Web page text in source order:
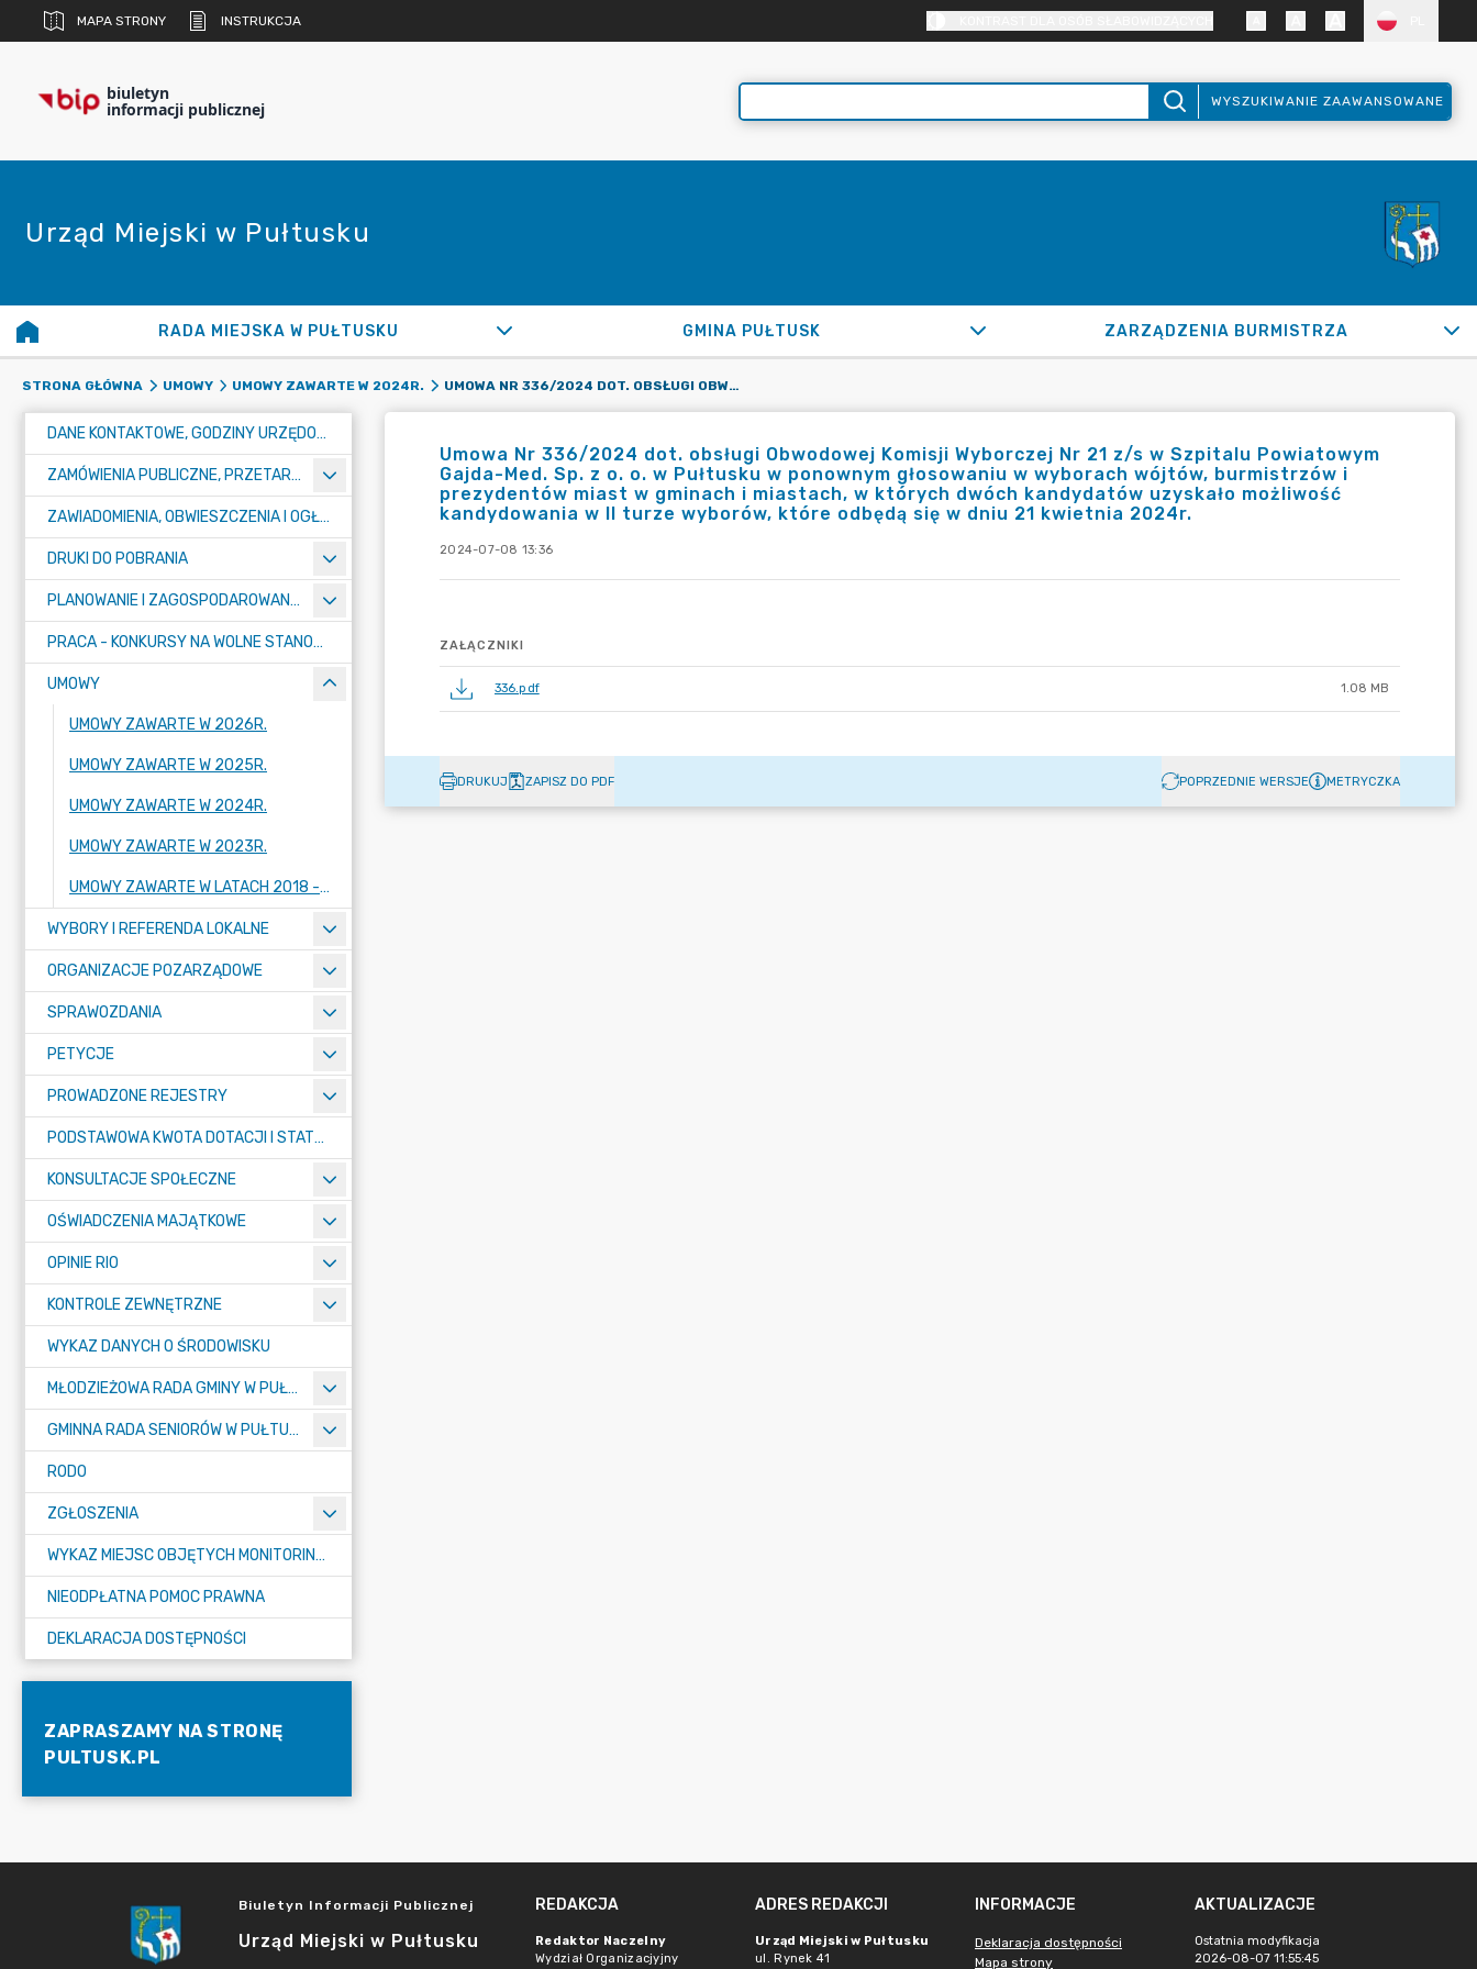
MAPA STRONY INSTRUKCJA
biuletyn
informacji publicznej WYSZUKIWANIE ZAAWANSOWANE
Urząd Miejski w Pułtusku
RADA MIEJSKA W PUŁTUSKU GMINA PUŁTUSK ZARZĄDZENIA BURMISTRZA
STRONA GŁÓWNA UMOWY UMOWY ZAWARTE W 2024R. UMOWA NR 336/2024 DOT. OBSŁUGI OBWODOWEJ KOMISJI WYBORCZEJ NR 21 Z/S W SZPITALU POWIATOWYM GAJDA-MED. SP. Z O. O. W PUŁTUSKU W PONOWNYM GŁOSOWANIU W WYBORACH WÓJTÓW, BURMISTRZÓW I PREZYDENTÓW MIAST W GMINACH I MIASTACH, W KTÓRYCH DWÓCH KANDYDATÓW UZYSKAŁO MOŻLIWOŚĆ KANDYDOWANIA W II TURZE WYBORÓW, KTÓRE ODBĘDĄ SIĘ W DNIU 21 KWIETNIA 2024R.
DANE KONTAKTOWE, GODZINY URZĘDOWANIA I NUMER KONTA BANKOWEGO
ZAMÓWIENIA PUBLICZNE, PRZETARGI, KONKURSY
ZAWIADOMIENIA, OBWIESZCZENIA I OGŁOSZENIA
DRUKI DO POBRANIA
PLANOWANIE I ZAGOSPODAROWANIE PRZESTRZENNE
PRACA - KONKURSY NA WOLNE STANOWISKA
UMOWY
UMOWY ZAWARTE W 2026R.
UMOWY ZAWARTE W 2025R.
UMOWY ZAWARTE W 2024R.
UMOWY ZAWARTE W 2023R.
UMOWY ZAWARTE W LATACH 2018 - 2022
WYBORY I REFERENDA LOKALNE
ORGANIZACJE POZARZĄDOWE
SPRAWOZDANIA
PETYCJE
PROWADZONE REJESTRY
PODSTAWOWA KWOTA DOTACJI I STATYSTYCZNA LICZBA UCZNIÓW
KONSULTACJE SPOŁECZNE
OŚWIADCZENIA MAJĄTKOWE
OPINIE RIO
KONTROLE ZEWNĘTRZNE
WYKAZ DANYCH O ŚRODOWISKU
MŁODZIEŻOWA RADA GMINY W PUŁTUSKU
GMINNA RADA SENIORÓW W PUŁTUSKU
RODO
ZGŁOSZENIA
WYKAZ MIEJSC OBJĘTYCH MONITORINGIEM
NIEODPŁATNA POMOC PRAWNA
DEKLARACJA DOSTĘPNOŚCI
ZAPRASZAMY NA STRONĘ
PULTUSK.PL
Umowa Nr 336/2024 dot. obsługi Obwodowej Komisji Wyborczej Nr 21 z/s w Szpitalu Powiatowym
Gajda-Med. Sp. z o. o. w Pułtusku w ponownym głosowaniu w wyborach wójtów, burmistrzów i
prezydentów miast w gminach i miastach, w których dwóch kandydatów uzyskało możliwość
kandydowania w II turze wyborów, które odbędą się w dniu 21 kwietnia 2024r.
2024-07-08 13:36
ZAŁĄCZNIKI
336.pdf 1.08 MB
DRUKUJ ZAPISZ DO PDF POPRZEDNIE WERSJE METRYCZKA
Biuletyn Informacji Publicznej
Urząd Miejski w Pułtusku
REDAKCJA
Redaktor Naczelny
Wydział Organizacjyjny
ADRES REDAKCJI
Urząd Miejski w Pułtusku
ul. Rynek 41
INFORMACJE
Deklaracja dostępności
Mapa strony
AKTUALIZACJE
Ostatnia modyfikacja
2026-08-07 11:55:45